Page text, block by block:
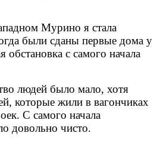
Мурино я стала
были сданы первые дома у
с самого начала
людей было мало, хотя
которые жили в вагончиках
С самого начала
довольно чисто.